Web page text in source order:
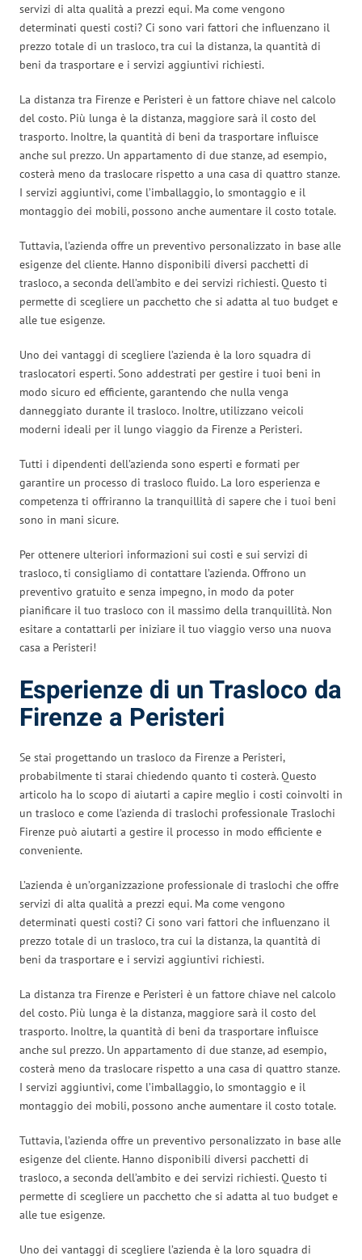
servizi di alta qualità a prezzi equi. Ma come vengono
determinati questi costi? Ci sono vari fattori che influenzano il
prezzo totale di un trasloco, tra cui la distanza, la quantità di
beni da trasportare e i servizi aggiuntivi richiesti.
La distanza tra Firenze e Peristeri è un fattore chiave nel calcolo
del costo. Più lunga è la distanza, maggiore sarà il costo del
trasporto. Inoltre, la quantità di beni da trasportare influisce
anche sul prezzo. Un appartamento di due stanze, ad esempio,
costerà meno da traslocare rispetto a una casa di quattro stanze.
I servizi aggiuntivi, come l’imballaggio, lo smontaggio e il
montaggio dei mobili, possono anche aumentare il costo totale.
Tuttavia, l’azienda offre un preventivo personalizzato in base alle
esigenze del cliente. Hanno disponibili diversi pacchetti di
trasloco, a seconda dell’ambito e dei servizi richiesti. Questo ti
permette di scegliere un pacchetto che si adatta al tuo budget e
alle tue esigenze.
Uno dei vantaggi di scegliere l’azienda è la loro squadra di
traslocatori esperti. Sono addestrati per gestire i tuoi beni in
modo sicuro ed efficiente, garantendo che nulla venga
danneggiato durante il trasloco. Inoltre, utilizzano veicoli
moderni ideali per il lungo viaggio da Firenze a Peristeri.
Tutti i dipendenti dell’azienda sono esperti e formati per
garantire un processo di trasloco fluido. La loro esperienza e
competenza ti offriranno la tranquillità di sapere che i tuoi beni
sono in mani sicure.
Per ottenere ulteriori informazioni sui costi e sui servizi di
trasloco, ti consigliamo di contattare l’azienda. Offrono un
preventivo gratuito e senza impegno, in modo da poter
pianificare il tuo trasloco con il massimo della tranquillità. Non
esitare a contattarli per iniziare il tuo viaggio verso una nuova
casa a Peristeri!
Esperienze di un Trasloco da
Firenze a Peristeri
Se stai progettando un trasloco da Firenze a Peristeri,
probabilmente ti starai chiedendo quanto ti costerà. Questo
articolo ha lo scopo di aiutarti a capire meglio i costi coinvolti in
un trasloco e come l’azienda di traslochi professionale Traslochi
Firenze può aiutarti a gestire il processo in modo efficiente e
conveniente.
L’azienda è un’organizzazione professionale di traslochi che offre
servizi di alta qualità a prezzi equi. Ma come vengono
determinati questi costi? Ci sono vari fattori che influenzano il
prezzo totale di un trasloco, tra cui la distanza, la quantità di
beni da trasportare e i servizi aggiuntivi richiesti.
La distanza tra Firenze e Peristeri è un fattore chiave nel calcolo
del costo. Più lunga è la distanza, maggiore sarà il costo del
trasporto. Inoltre, la quantità di beni da trasportare influisce
anche sul prezzo. Un appartamento di due stanze, ad esempio,
costerà meno da traslocare rispetto a una casa di quattro stanze.
I servizi aggiuntivi, come l’imballaggio, lo smontaggio e il
montaggio dei mobili, possono anche aumentare il costo totale.
Tuttavia, l’azienda offre un preventivo personalizzato in base alle
esigenze del cliente. Hanno disponibili diversi pacchetti di
trasloco, a seconda dell’ambito e dei servizi richiesti. Questo ti
permette di scegliere un pacchetto che si adatta al tuo budget e
alle tue esigenze.
Uno dei vantaggi di scegliere l’azienda è la loro squadra di